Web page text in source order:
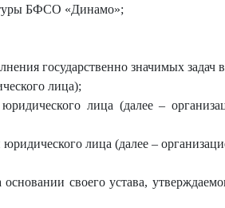
БФСО «Динамо»;
государственно значимых задач
лица);
лица (далее –
лица (далее –
своего устава,